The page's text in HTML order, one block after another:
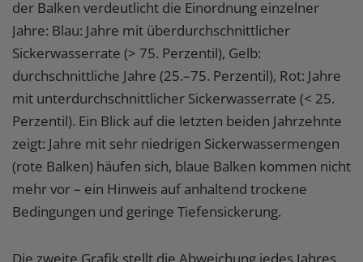
der Balken verdeutlicht die Einordnung einzelner
Jahre: Blau: Jahre mit überdurchschnittlicher
Sickerwasserrate (> 75. Perzentil), Gelb:
durchschnittliche Jahre (25.–75. Perzentil), Rot: Jahre
mit unterdurchschnittlicher Sickerwasserrate (< 25.
Perzentil). Ein Blick auf die letzten beiden Jahrzehnte
zeigt: Jahre mit sehr niedrigen Sickerwassermengen
(rote Balken) häufen sich, blaue Balken kommen nicht
mehr vor – ein Hinweis auf anhaltend trockene
Bedingungen und geringe Tiefensickerung.